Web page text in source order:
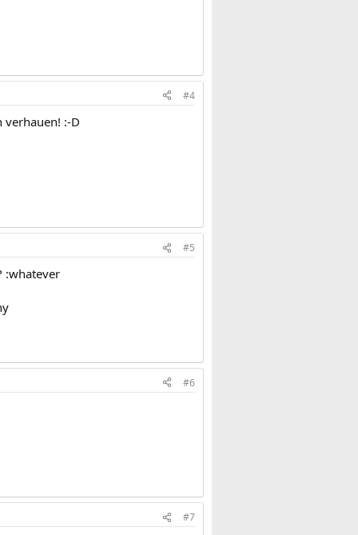
#4
verhauen! :-D
#5
:whatever
#6
#7